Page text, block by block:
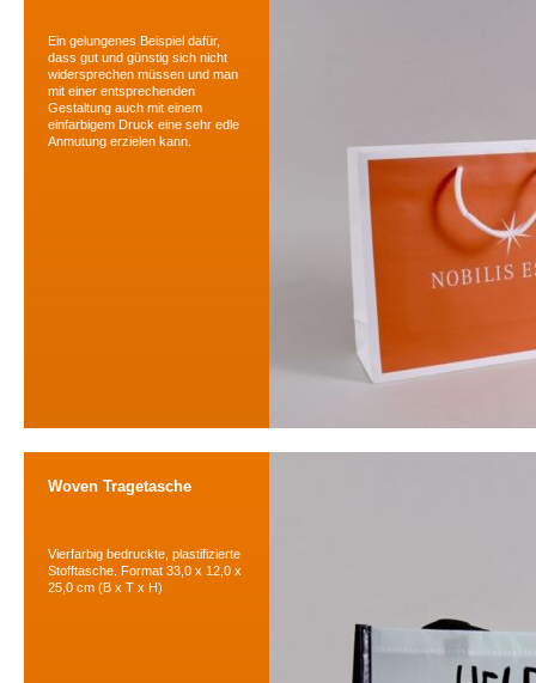
Ein gelungenes Beispiel dafür,
dass gut und günstig sich nicht
widersprechen müssen und man
mit einer entsprechenden
Gestaltung auch mit einem
einfarbigem Druck eine sehr edle
Anmutung erzielen kann.
Woven Tragetasche
Vierfarbig bedruckte, plastifizierte
Stofftasche. Format 33,0 x 12,0 x
25,0 cm (B x T x H)